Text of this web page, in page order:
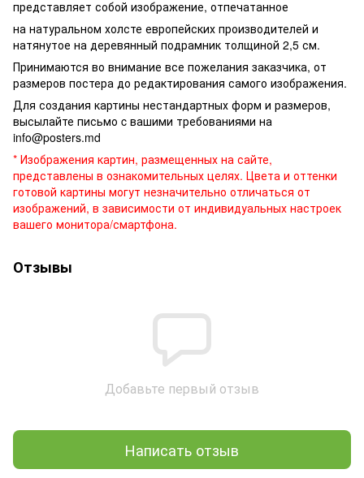
представляет собой изображение, отпечатанное
на натуральном холсте европейских производителей и
натянутое на деревянный подрамник толщиной 2,5 см.
Принимаются во внимание все пожелания заказчика, от
размеров постера до редактирования самого изображения.
Для создания картины нестандартных форм и размеров,
высылайте письмо c вашими требованиями на
info@posters.md
* Изображения картин, размещенных на сайте,
представлены в ознакомительных целях. Цвета и оттенки
готовой картины могут незначительно отличаться от
изображений, в зависимости от индивидуальных настроек
вашего монитора/смартфона.
Отзывы
Добавьте первый отзыв
Написать отзыв